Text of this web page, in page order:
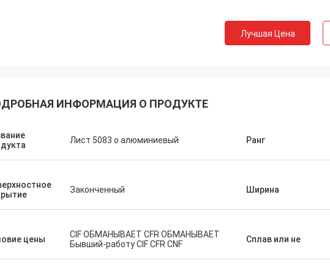
Лучшая Цена
ИНФОРМАЦИЯ О ПРОДУКТЕ
Лист 5083 o алюминиевый Ранг
Законченный Ширина
цены
CIF ОБМАНЫВАЕТ CFR ОБМАНЫВАЕТ
Бывший-работу CIF CFR CNF
Сплав или не